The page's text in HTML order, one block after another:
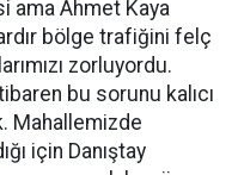
ama Ahmet Kaya
bölge trafiğini felç
zorluyordu.
bu sorunu kalıcı
Mahallemizde
için Danıştay